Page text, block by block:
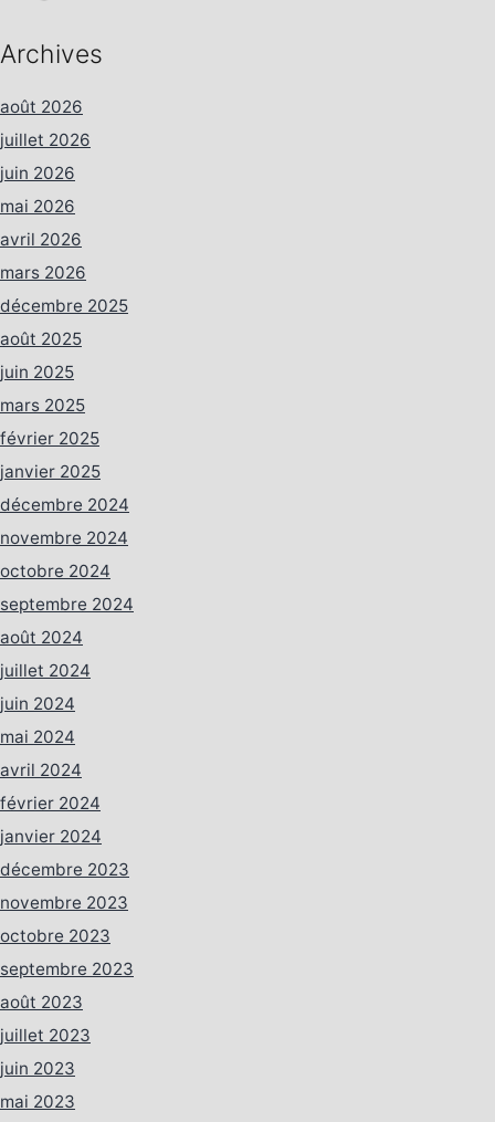
Archives
août 2026
juillet 2026
juin 2026
mai 2026
avril 2026
mars 2026
décembre 2025
août 2025
juin 2025
mars 2025
février 2025
janvier 2025
décembre 2024
novembre 2024
octobre 2024
septembre 2024
août 2024
juillet 2024
juin 2024
mai 2024
avril 2024
février 2024
janvier 2024
décembre 2023
novembre 2023
octobre 2023
septembre 2023
août 2023
juillet 2023
juin 2023
mai 2023